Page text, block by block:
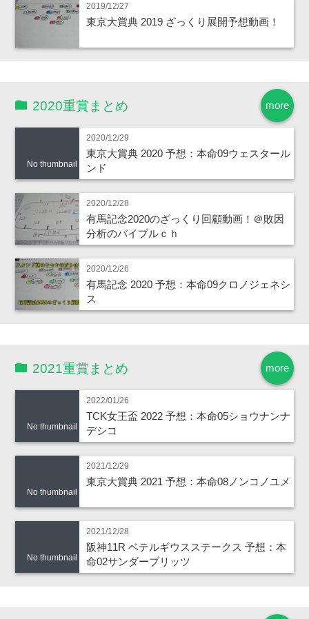
2019/12/27
東京大賞典 2019 ざっくり展開予想動画！
more
2020重賞まとめ
No thumbnail
2020/12/29
東京大賞典 2020 予想：本命09ウェスタール
ンド
2020/12/28
有馬記念2020のざっくり回顧動画！＠敗因
分析のバイブルｃｈ
2020/12/26
有馬記念 2020 予想：本命09クロノジェネシ
ス
more
2021重賞まとめ
No thumbnail
2022/01/26
TCK女王盃 2022 予想：本命05ショウナンナ
デシコ
No thumbnail
2021/12/29
東京大賞典 2021 予想：本命08ノンコノユメ
No thumbnail
2021/12/28
阪神11R ベテルギウスステークス 予想：本
命02サンダーブリッツ